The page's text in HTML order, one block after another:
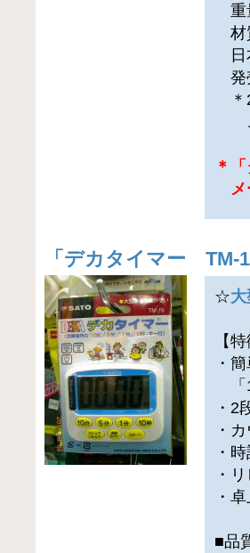
重
材
日
発
＊
ご
＊
メ
「 デカタイマー TM-
☆
【特
・
「
・2
・
・
・
・
■品